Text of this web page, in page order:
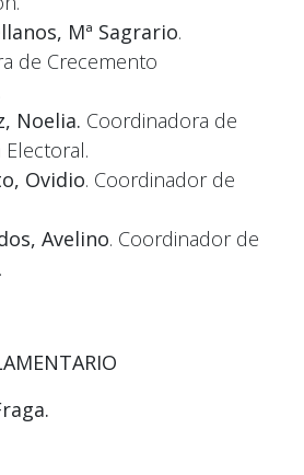
Mª Sagrario.
de Crecemento
Noelia. Coordinadora de
Ovidio. Coordinador de
Avelino. Coordinador de